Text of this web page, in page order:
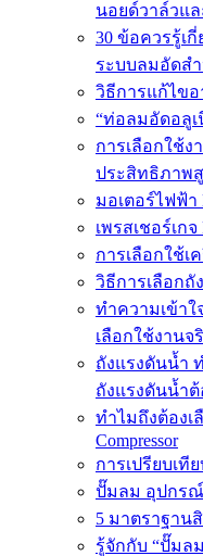
นอยด์วาล์วแ
30 ข้อควรรู้เ
ระบบลมอัดส
วิธีการแก้ไขอ
“ท่อลมอัดอลู
การเลือกใช้
ประสิทธิภาพ
มอเตอร์ไฟฟ้า
เพรสเชอร์เกจ
การเลือกใช้เ
วิธีการเลือกถั
ทำความเข้าใ
เลือกใช้งานจ
ถังแรงดันน้ำ
ถังแรงดันน้ำต้
ทำไมถึงต้องเ
Compressor
การเปรียบเที
ปั๊มลม อุปกร
5 มาตราฐาน
รู้จักกับ “ปั๊มล